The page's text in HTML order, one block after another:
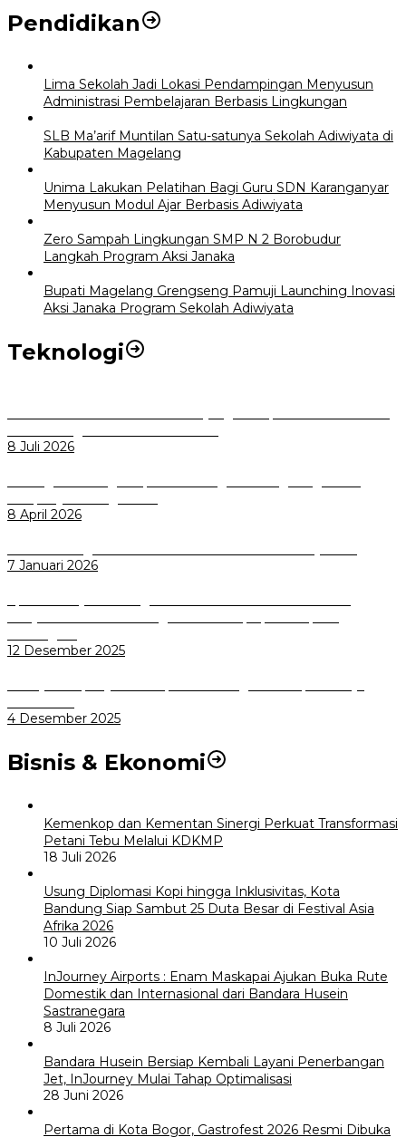
Pendidikan
Lima Sekolah Jadi Lokasi Pendampingan Menyusun
Administrasi Pembelajaran Berbasis Lingkungan
SLB Ma’arif Muntilan Satu-satunya Sekolah Adiwiyata di
Kabupaten Magelang
Unima Lakukan Pelatihan Bagi Guru SDN Karanganyar
Menyusun Modul Ajar Berbasis Adiwiyata
Zero Sampah Lingkungan SMP N 2 Borobudur
Langkah Program Aksi Janaka
Bupati Magelang Grengseng Pamuji Launching Inovasi
Aksi Janaka Program Sekolah Adiwiyata
Teknologi
8 Juli 2026
8 April 2026
7 Januari 2026
12 Desember 2025
4 Desember 2025
Bisnis & Ekonomi
Kemenkop dan Kementan Sinergi Perkuat Transformasi
Petani Tebu Melalui KDKMP
18 Juli 2026
Usung Diplomasi Kopi hingga Inklusivitas, Kota
Bandung Siap Sambut 25 Duta Besar di Festival Asia
Afrika 2026
10 Juli 2026
InJourney Airports : Enam Maskapai Ajukan Buka Rute
Domestik dan Internasional dari Bandara Husein
Sastranegara
8 Juli 2026
Bandara Husein Bersiap Kembali Layani Penerbangan
Jet, InJourney Mulai Tahap Optimalisasi
28 Juni 2026
Pertama di Kota Bogor, Gastrofest 2026 Resmi Dibuka